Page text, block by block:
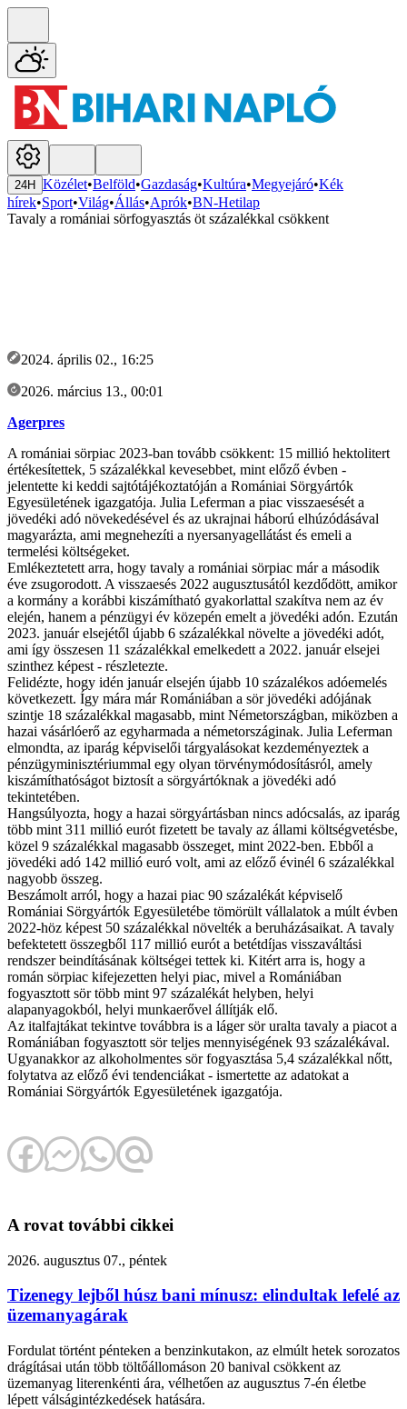
24H Közélet•Belföld•Gazdaság•Kultúra•Megyejáró•Kék
hírek•Sport•Világ•Állás•Aprók•BN-Hetilap
Tavaly a romániai sörfogyasztás öt százalékkal csökkent
2024. április 02., 16:25
2026. március 13., 00:01
Agerpres
A romániai sörpiac 2023-ban tovább csökkent: 15 millió hektolitert
értékesítettek, 5 százalékkal kevesebbet, mint előző évben -
jelentette ki keddi sajtótájékoztatóján a Romániai Sörgyártók
Egyesületének igazgatója. Julia Leferman a piac visszaesését a
jövedéki adó növekedésével és az ukrajnai háború elhúzódásával
magyarázta, ami megnehezíti a nyersanyagellátást és emeli a
termelési költségeket.
Emlékeztetett arra, hogy tavaly a romániai sörpiac már a második
éve zsugorodott. A visszaesés 2022 augusztusától kezdődött, amikor
a kormány a korábbi kiszámítható gyakorlattal szakítva nem az év
elején, hanem a pénzügyi év közepén emelt a jövedéki adón. Ezután
2023. január elsejétől újabb 6 százalékkal növelte a jövedéki adót,
ami így összesen 11 százalékkal emelkedett a 2022. január elsejei
szinthez képest - részletezte.
Felidézte, hogy idén január elsején újabb 10 százalékos adóemelés
következett. Így mára már Romániában a sör jövedéki adójának
szintje 18 százalékkal magasabb, mint Németországban, miközben a
hazai vásárlóerő az egyharmada a németországinak. Julia Leferman
elmondta, az iparág képviselői tárgyalásokat kezdeményeztek a
pénzügyminisztériummal egy olyan törvénymódosításról, amely
kiszámíthatóságot biztosít a sörgyártóknak a jövedéki adó
tekintetében.
Hangsúlyozta, hogy a hazai sörgyártásban nincs adócsalás, az iparág
több mint 311 millió eurót fizetett be tavaly az állami költségvetésbe,
közel 9 százalékkal magasabb összeget, mint 2022-ben. Ebből a
jövedéki adó 142 millió euró volt, ami az előző évinél 6 százalékkal
nagyobb összeg.
Beszámolt arról, hogy a hazai piac 90 százalékát képviselő
Romániai Sörgyártók Egyesületébe tömörült vállalatok a múlt évben
2022-höz képest 50 százalékkal növelték a beruházásaikat. A tavaly
befektetett összegből 117 millió eurót a betétdíjas visszaváltási
rendszer beindításának költségei tettek ki. Kitért arra is, hogy a
román sörpiac kifejezetten helyi piac, mivel a Romániában
fogyasztott sör több mint 97 százalékát helyben, helyi
alapanyagokból, helyi munkaerővel állítják elő.
Az italfajtákat tekintve továbbra is a láger sör uralta tavaly a piacot a
Romániában fogyasztott sör teljes mennyiségének 93 százalékával.
Ugyanakkor az alkoholmentes sör fogyasztása 5,4 százalékkal nőtt,
folytatva az előző évi tendenciákat - ismertette az adatokat a
Romániai Sörgyártók Egyesületének igazgatója.
A rovat további cikkei
2026. augusztus 07., péntek
Tizenegy lejből húsz bani mínusz: elindultak lefelé az
üzemanyagárak
Fordulat történt pénteken a benzinkutakon, az elmúlt hetek sorozatos
drágításai után több töltőállomáson 20 banival csökkent az
üzemanyag literenkénti ára, vélhetően az augusztus 7-én életbe
lépett válságintézkedések hatására.